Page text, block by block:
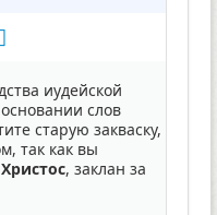
иудейской
слов
старую закваску,
так как вы
, заклан за